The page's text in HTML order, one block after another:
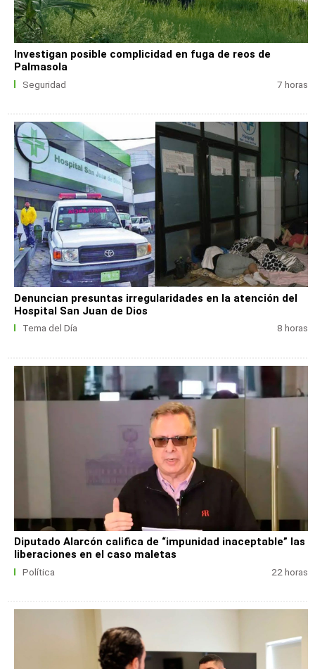
Investigan posible complicidad en fuga de reos de
Palmasola
Seguridad 7 horas
Denuncian presuntas irregularidades en la atención del
Hospital San Juan de Dios
Tema del Día 8 horas
Diputado Alarcón califica de “impunidad inaceptable” las
liberaciones en el caso maletas
Política 22 horas